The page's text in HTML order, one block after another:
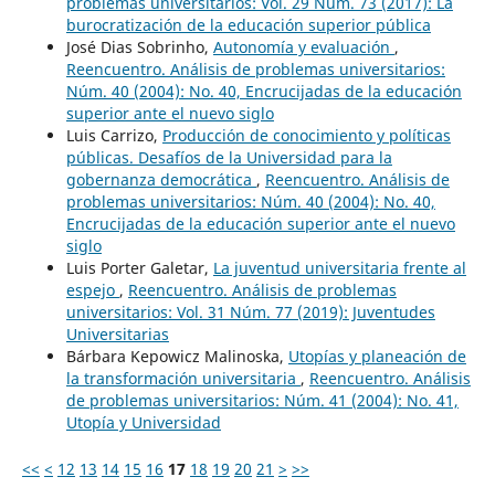
burocratización de la educación superior pública
José Dias Sobrinho, Autonomía y evaluación ,
Reencuentro. Análisis de problemas universitarios:
Núm. 40 (2004): No. 40, Encrucijadas de la educación
superior ante el nuevo siglo
Luis Carrizo, Producción de conocimiento y políticas
públicas. Desafíos de la Universidad para la
gobernanza democrática , Reencuentro. Análisis de
problemas universitarios: Núm. 40 (2004): No. 40,
Encrucijadas de la educación superior ante el nuevo
siglo
Luis Porter Galetar, La juventud universitaria frente al
espejo , Reencuentro. Análisis de problemas
universitarios: Vol. 31 Núm. 77 (2019): Juventudes
Universitarias
Bárbara Kepowicz Malinoska, Utopías y planeación de
la transformación universitaria , Reencuentro. Análisis
de problemas universitarios: Núm. 41 (2004): No. 41,
Utopía y Universidad
<< < 12 13 14 15 16 17 18 19 20 21 > >>